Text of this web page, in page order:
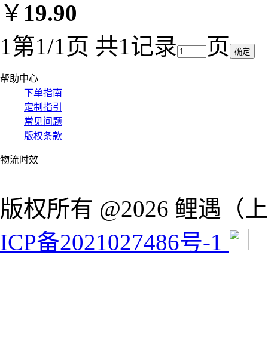
￥ 19.90
1第1/1页 共1记录 页
帮助中心
下单指南
定制指引
常见问题
版权条款
物流时效
版权所有 @2026 鲤遇（
ICP备2021027486号-1